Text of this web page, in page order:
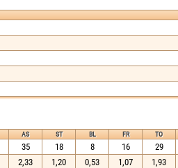
AS ST BL FR TO
35 18 8 16 29
2,33 1,20 0,53 1,07 1,93